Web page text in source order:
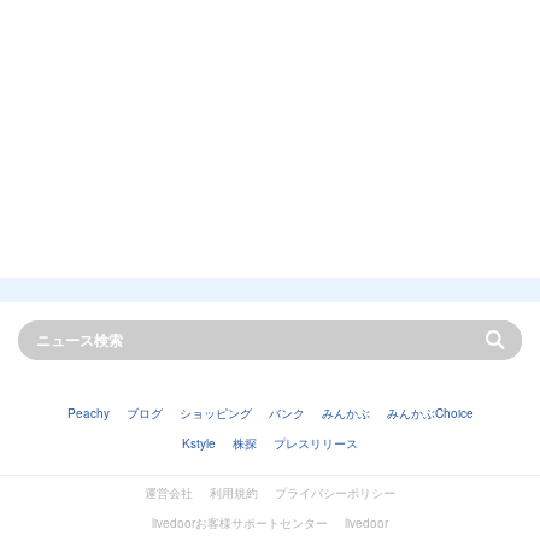
Peachy ブログ ショッピング バンク みんかぶ
みんかぶChoice
Kstyle
株探 プレスリリース
運営会社 利用規約
プライバシーポリシー
livedoorお客様サポートセンター
livedoor